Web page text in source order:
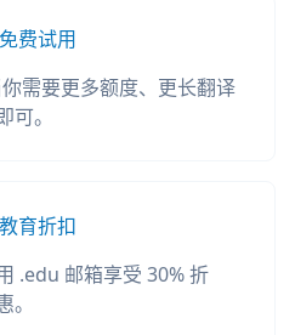
免费试用
需要更多额度、更长翻译
。
教育折扣
.edu 邮箱享受 30% 折